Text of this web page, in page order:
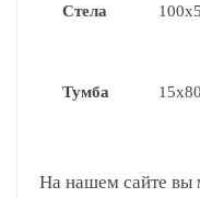
Стела
Тумба
На нашем сайте вы